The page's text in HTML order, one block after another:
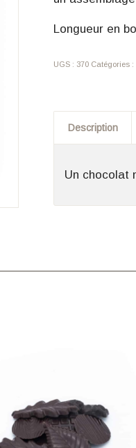
Longueur en
UGS : 370 Catégories :
Description
Un chocolat